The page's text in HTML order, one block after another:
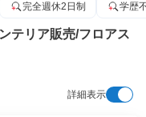
完全週休2日制 学歴
テリア販売/フロアス
詳細表示